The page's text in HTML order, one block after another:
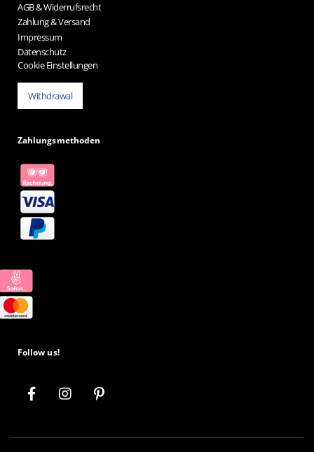
AGB & Widerrufsrecht
Zahlung & Versand
Impressum
Datenschutz
Cookie Einstellungen
Withdrawal
Zahlungsmethoden
Follow us!